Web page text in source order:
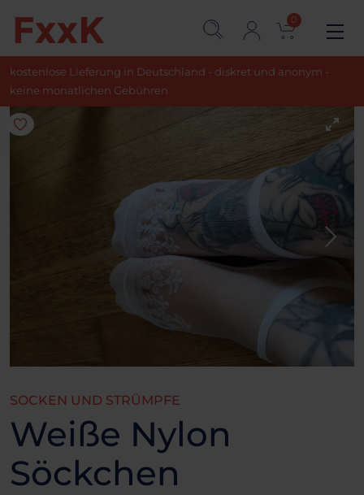
0
kostenlose Lieferung in Deutschland - diskret und anonym -
keine monatlichen Gebühren
SOCKEN UND STRÜMPFE
Weiße Nylon
Söckchen